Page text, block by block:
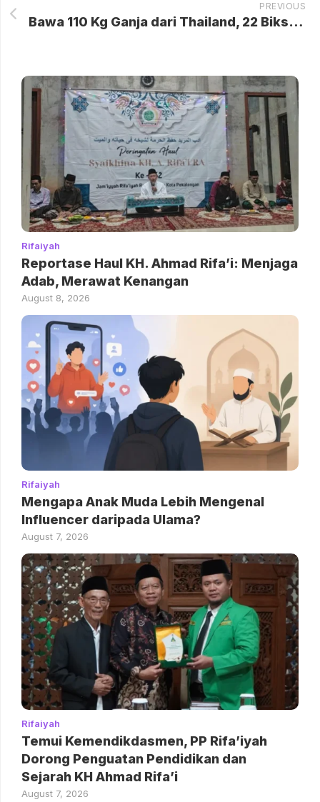
PREVIOUS
Bawa 110 Kg Ganja dari Thailand, 22 Biksu Ditangkap di Sri Lanka
Rifaiyah
Reportase Haul KH. Ahmad Rifa’i: Menjaga
Adab, Merawat Kenangan
August 8, 2026
Rifaiyah
Mengapa Anak Muda Lebih Mengenal
Influencer daripada Ulama?
August 7, 2026
Rifaiyah
Temui Kemendikdasmen, PP Rifa’iyah
Dorong Penguatan Pendidikan dan
Sejarah KH Ahmad Rifa’i
August 7, 2026